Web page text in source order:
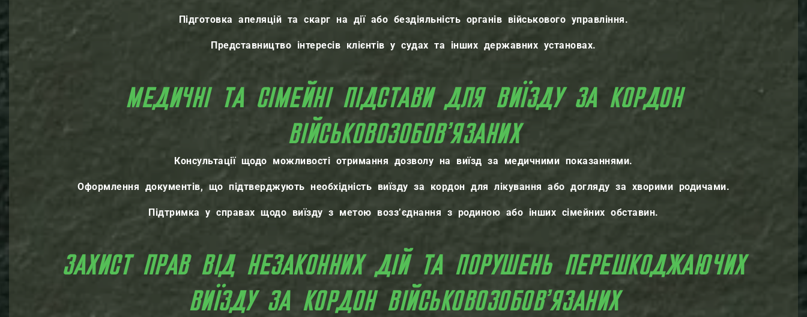
Підготовка апеляцій та скарг на дії або бездіяльність органів військового управління.
Представництво інтересів клієнтів у судах та інших державних установах.
МЕДИЧНІ ТА СІМЕЙНІ ПІДСТАВИ ДЛЯ ВИЇЗДУ ЗА КОРДОН
ВІЙСЬКОВОЗОБОВ’ЯЗАНИХ
Консультації щодо можливості отримання дозволу на виїзд за медичними показаннями.
Оформлення документів, що підтверджують необхідність виїзду за кордон для лікування або догляду за хворими родичами.
Підтримка у справах щодо виїзду з метою возз’єднання з родиною або інших сімейних обставин.
ЗАХИСТ ПРАВ ВІД НЕЗАКОННИХ ДІЙ ТА ПОРУШЕНЬ ПЕРЕШКОДЖАЮЧИХ
ВИЇЗДУ ЗА КОРДОН ВІЙСЬКОВОЗОБОВ’ЯЗАНИХ